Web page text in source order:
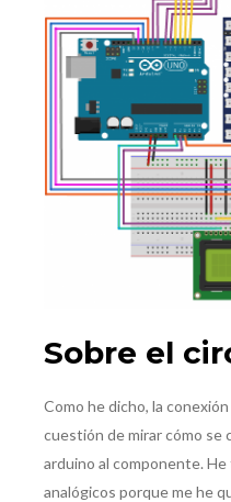
Sobre el
Como he dicho, la
cuestión de mirar cómo se
arduino al componente.
analógicos porque me he